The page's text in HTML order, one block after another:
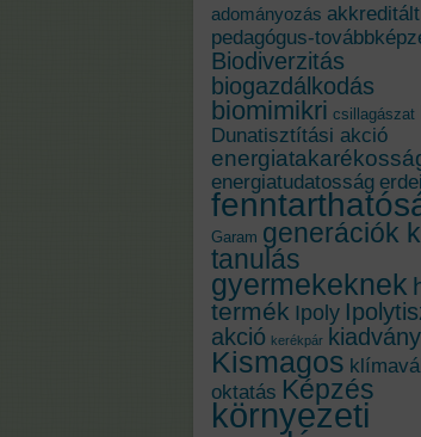
adományozás akkreditált
pedagógus-
Biodiverzitás
biogazdálkodás
biomimikri csillagászat
Dunatisztítási akció
energiatudatosság
Garam generációk
tanulás
gyermekeknek
termék Ipoly
akció kerékpár kiadvány
Kismagos
oktatás Képzés
környezeti